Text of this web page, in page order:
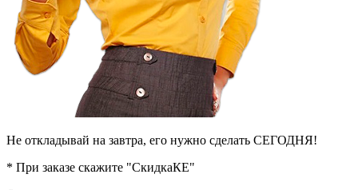
Не откладывай на завтра, его нужно сделать СЕГОДНЯ!
* При заказе скажите "СкидкаКЕ"